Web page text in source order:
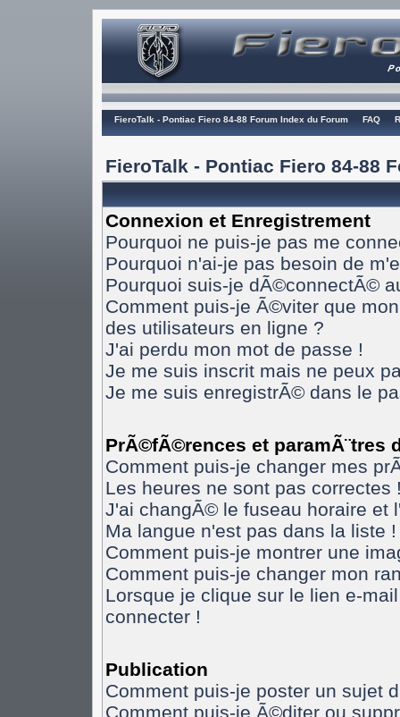
FieroTalk - Pontiac Fiero 84-88 Forum Index du Forum FAQ
FieroTalk - Pontiac Fiero 84-88
Connexion et Enregistrement
Pourquoi ne puis-je pas me
Pourquoi n'ai-je pas besoin de
Pourquoi suis-je dÃ©connectÃ©
Comment puis-je Ã©viter que
des utilisateurs en ligne ?
J'ai perdu mon mot de passe !
Je me suis inscrit mais ne peux
Je me suis enregistrÃ© dans le
PrÃ©fÃ©rences et paramÃ¨tres
Comment puis-je changer mes
Les heures ne sont pas correctes
J'ai changÃ© le fuseau horaire et
Ma langue n'est pas dans la liste !
Comment puis-je montrer une
Comment puis-je changer mon
Lorsque je clique sur le lien e-
connecter !
Publication
Comment puis-je poster un sujet
Comment puis-je Ã©diter ou